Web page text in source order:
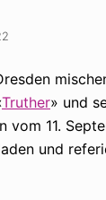
Truther» und
vom 11.
und